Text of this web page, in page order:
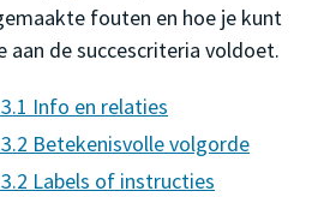
fouten en hoe je kunt
de succescriteria voldoet.
Info en relaties
Betekenisvolle volgorde
Labels of instructies